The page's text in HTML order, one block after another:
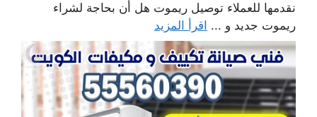
نقدمها للعملاء توصيل ريموت هل أن بحاجة لشراء
ريموت جديد و ... اقرأ المزيد